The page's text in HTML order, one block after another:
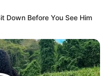
Down Before You See Him